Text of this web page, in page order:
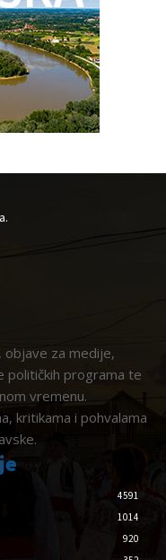
za medije,
političkih programa te
vremenu.
kritikama i pohvalama
4591
1014
920